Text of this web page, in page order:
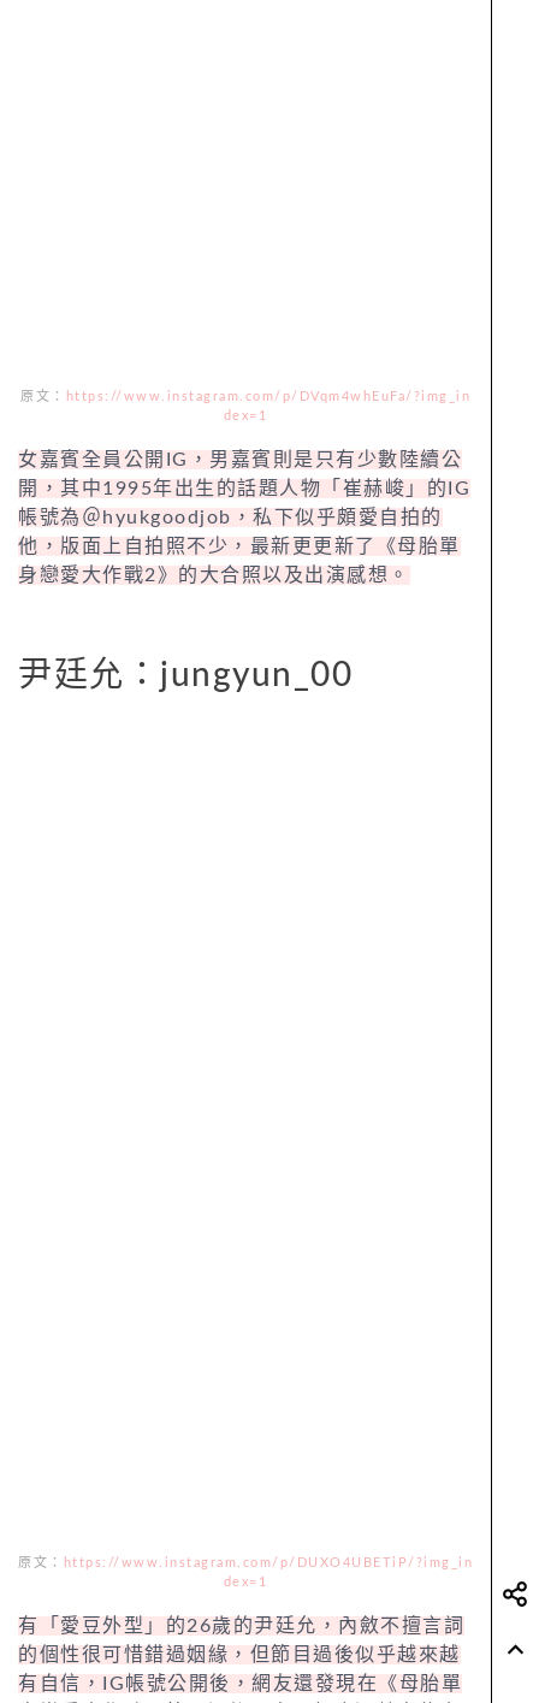
原文：
https://www.instagram.com/p/DVqm4whEuFa/?img_in
dex=1
女嘉賓全員公開IG，男嘉賓則是只有少數陸續公
開，其中1995年出生的話題人物「崔赫峻」的IG
帳號為＠hyukgoodjob，私下似乎頗愛自拍的
他，版面上自拍照不少，最新更更新了《母胎單
身戀愛大作戰2》的大合照以及出演感想。
尹廷允：jungyun_00
原文：
https://www.instagram.com/p/DUXO4UBETiP/?img_in
dex=1
有「愛豆外型」的26歲的尹廷允，內斂不擅言詞
的個性很可惜錯過姻緣，但節目過後似乎越來越
有自信，IG帳號公開後，網友還發現在《母胎單